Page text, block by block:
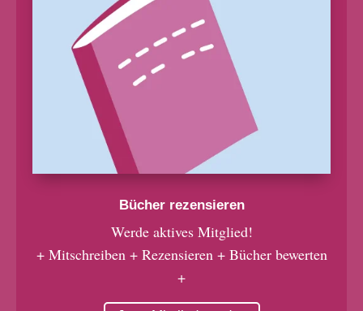
Bücher rezensieren
Werde aktives Mitglied!
+ Mitschreiben + Rezensieren + Bücher bewerten
+